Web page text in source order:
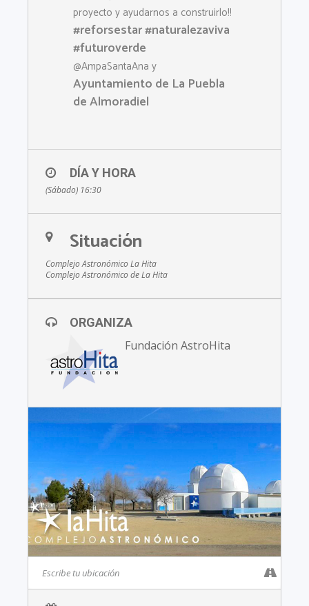
proyecto y ayudarnos a construirlo!!
#reforsestar#naturalezaviva
#futuroverde
@AmpaSantaAna y
Ayuntamiento de La Puebla
de Almoradiel
DÍA Y HORA
(Sábado) 16:30
Situación
Complejo Astronómico La Hita
Complejo Astronómico de La Hita
ORGANIZA
Fundación AstroHita